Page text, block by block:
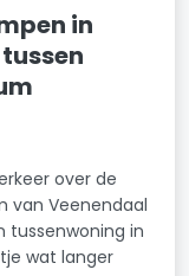
in
over de
van Veenendaal
tussenwoning in
wat langer